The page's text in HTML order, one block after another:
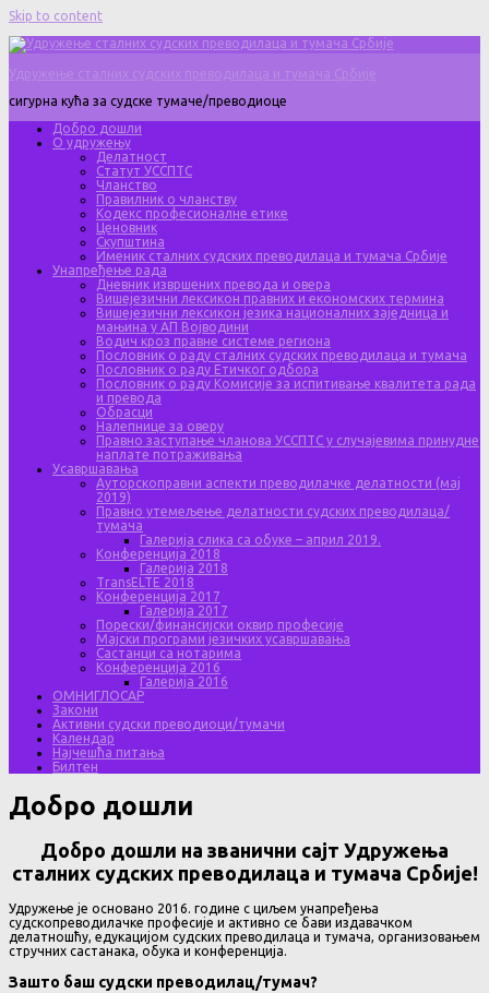
Skip to content
Удружење сталних судских преводилаца и тумача Србије
сигурна кућа за судске тумаче/преводиоце
Добро дошли
О удружењу
Делатност
Статут УССПТС
Чланство
Правилник о чланству
Кодекс професионалне етике
Ценовник
Скупштина
Именик сталних судских преводилаца и тумача Србије
Унапређење рада
Дневник извршених превода и овера
Вишејезични лексикон правних и економских термина
Вишејезични лексикон језика националних заједница и
мањина у АП Војводини
Водич кроз правне системе региона
Пословник о раду сталних судских преводилаца и тумача
Пословник о раду Етичког одбора
Пословник о раду Комисије за испитивање квалитета рада
и превода
Обрасци
Налепнице за оверу
Правно заступање чланова УССПТС у случајевима принудне
наплате потраживања
Усавршавања
Ауторскоправни аспекти преводилачке делатности (мај
2019)
Правно утемељење делатности судских преводилаца/
тумача
Галерија слика са обуке – април 2019.
Конференција 2018
Галерија 2018
TransELTE 2018
Конференција 2017
Галерија 2017
Порески/финансијски оквир професије
Мајски програми језичких усавршавања
Састанци са нотарима
Конференција 2016
Галерија 2016
ОМНИГЛОСАР
Закони
Активни судски преводиоци/тумачи
Календар
Најчешћа питања
Билтен
Добро дошли
Добро дошли на званични сајт Удружења
сталних судских преводилаца и тумача Србије!
Удружење је основано 2016. године с циљем унапређења
судскопреводилачке професије и активно се бави издавачком
делатношћу, едукацијом судских преводилаца и тумача, организовањем
стручних састанака, обука и конференција.
Зашто баш судски преводилац/тумач?